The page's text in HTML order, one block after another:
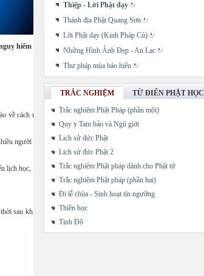
hiểm của thói quen
về cách mà chúng ta sử
người trẻ tuổi cũng bị
lịch học, cậu đã chơi các
sau khi được đưa vào
Thiệp - Lời Phật dạy
Thánh địa Phật Quang Sơn
Lời Phật dạy (Kinh Pháp Cú)
Những Hình Ảnh Đẹp - An Lạc
Thư pháp mùa báo hiếu
TRẮC NGHIỆM
TỪ ĐIỂN PHẬT HỌC
Trắc nghiệm Phật Pháp (phần một)
Quy y Tam bảo và Ngũ giới
Lich sử đức Phật
Lich sử đức Phật 2
Trắc nghiệm Phật pháp dành cho Phật tử
Trắc nghiệm Phật pháp (phần hai)
Đi lễ chùa - Sinh hoạt tín ngưỡng
Thiền học
Tịnh Độ